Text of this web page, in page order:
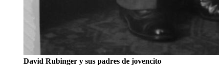
David Rubinger y sus padres de jovencito